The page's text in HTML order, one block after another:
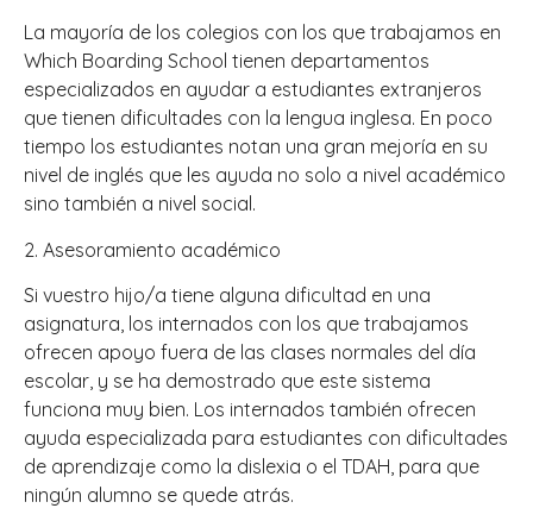
La mayoría de los colegios con los que trabajamos en
Which Boarding School tienen departamentos
especializados en ayudar a estudiantes extranjeros
que tienen dificultades con la lengua inglesa. En poco
tiempo los estudiantes notan una gran mejoría en su
nivel de inglés que les ayuda no solo a nivel académico
sino también a nivel social.
2. Asesoramiento académico
Si vuestro hijo/a tiene alguna dificultad en una
asignatura, los internados con los que trabajamos
ofrecen apoyo fuera de las clases normales del día
escolar, y se ha demostrado que este sistema
funciona muy bien. Los internados también ofrecen
ayuda especializada para estudiantes con dificultades
de aprendizaje como la dislexia o el TDAH, para que
ningún alumno se quede atrás.